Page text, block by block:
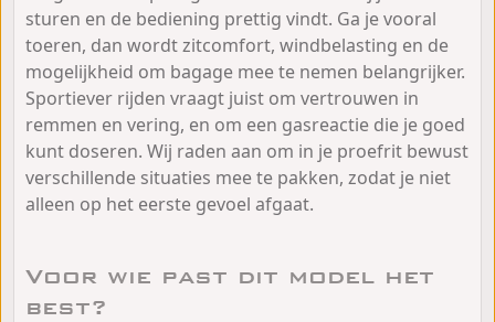
sturen en de bediening prettig vindt. Ga je vooral
toeren, dan wordt zitcomfort, windbelasting en de
mogelijkheid om bagage mee te nemen belangrijker.
Sportiever rijden vraagt juist om vertrouwen in
remmen en vering, en om een gasreactie die je goed
kunt doseren. Wij raden aan om in je proefrit bewust
verschillende situaties mee te pakken, zodat je niet
alleen op het eerste gevoel afgaat.
Voor wie past dit model het
best?